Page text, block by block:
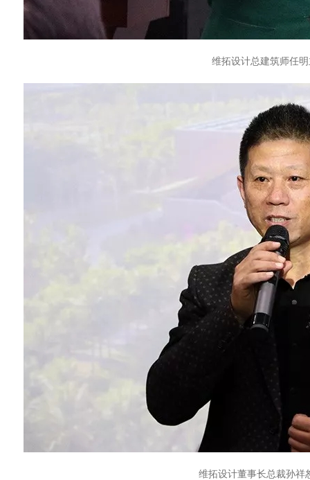
维拓设计总建筑师任
维拓设计董事长总裁孙祥